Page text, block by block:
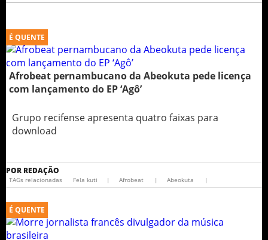
É QUENTE
Afrobeat pernambucano da Abeokuta pede licença
com lançamento do EP ‘Agô’
Grupo recifense apresenta quatro faixas para
download
POR REDAÇÃO
TAGs relacionadas Fela kuti | Afrobeat | Abeokuta |
É QUENTE